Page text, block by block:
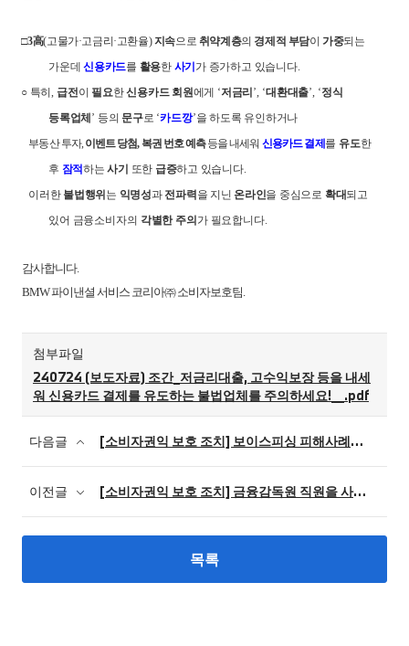
□3高(고물가·고금리 ·고환율)지속으로 취약계층의 경제적 부담이가중되는
가운데신용카드를 활용한 사기 가 증가하고 있습니다.
○ 특히, 급전이 필요한신용카드 회원에게 ‘저금리 ’, ‘대환대출’, ‘정식
등록업체 ’ 등의 문구로 ‘카드깡’을 하도록 유인하거나
부동산 투자, 이벤트 당첨, 복권 번호 예측등을 내세워 신용카드결제 를 유도한
후 잠적하는사기 또한 급증하고 있습니다.
이러한 불법행위 는 익명성과 전파력 을 지닌 온라인을 중심으로 확대되고
있어 금융소비자의 각별한 주의 가 필요합니다.
감사합니다.
BMW 파이낸셜 서비스 코리아㈜ 소비자보호팀.
첨부파일
240724 (보도자료) 조간_저금리대출, 고수익보장 등을 내세
워 신용카드 결제를 유도하는 불법업체를 주의하세요!__.pdf
다음글 [소비자권익 보호 조치] 보이스피싱 피해사례를 통한 금융소비자 유의사항 안내 소비자경보 발령
이전글 [소비자권익 보호 조치] 금융감독원 직원을 사칭한 자료제출 요구 소비자경보 발령
목록